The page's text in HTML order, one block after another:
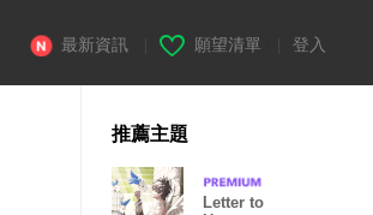
最新資訊 願望清單 登入
推薦主題
Letter to